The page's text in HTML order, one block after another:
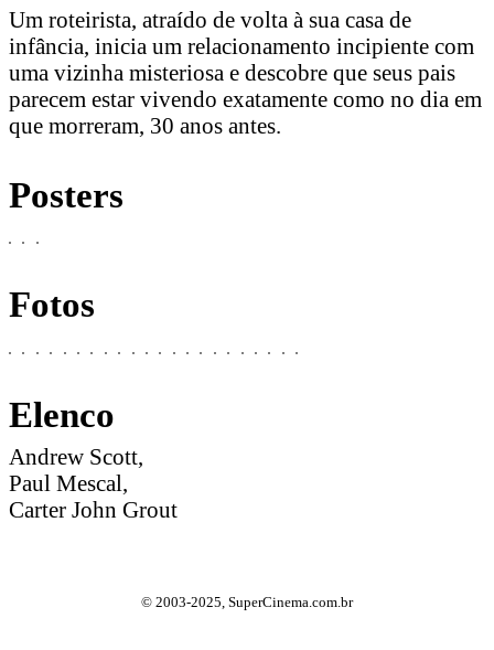
Um roteirista, atraído de volta à sua casa de
infância, inicia um relacionamento incipiente com
uma vizinha misteriosa e descobre que seus pais
parecem estar vivendo exatamente como no dia em
que morreram, 30 anos antes.
Posters
Fotos
Elenco
Andrew Scott,
Paul Mescal,
Carter John Grout
© 2003-2025, SuperCinema.com.br